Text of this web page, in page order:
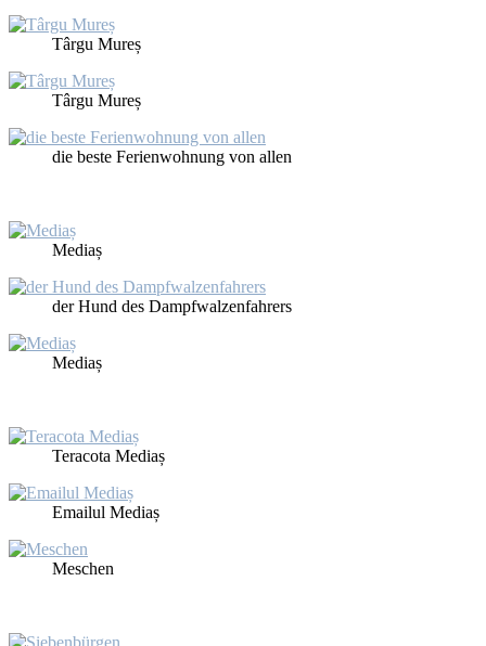
Târ­gu Mu­reș
Târ­gu Mu­reș
die bes­te Fe­ri­en­woh­nung von al­len
Me­diaș
der Hund des Dampf­wal­zen­fah­rers
Me­diaș
Te­r­aco­ta Me­diaș
Emai­lul Me­diaș
Me­schen